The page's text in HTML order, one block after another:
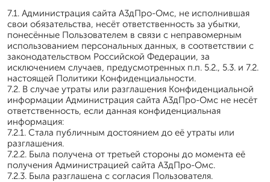
7.1. Администрация сайта А3дПро-Омс, не исполнившая
свои обязательства, несёт ответственность за убытки,
понесённые Пользователем в связи с неправомерным
использованием персональных данных, в соответствии с
законодательством Российской Федерации, за
исключением случаев, предусмотренных п.п. 5.2., 5.3. и 7.2.
настоящей Политики Конфиденциальности.
7.2. В случае утраты или разглашения Конфиденциальной
информации Администрация сайта А3дПро-Омс не несёт
ответственность, если данная конфиденциальная
информация:
7.2.1. Стала публичным достоянием до её утраты или
разглашения.
7.2.2. Была получена от третьей стороны до момента её
получения Администрацией сайта А3дПро-Омс.
7.2.3. Была разглашена с согласия Пользователя.